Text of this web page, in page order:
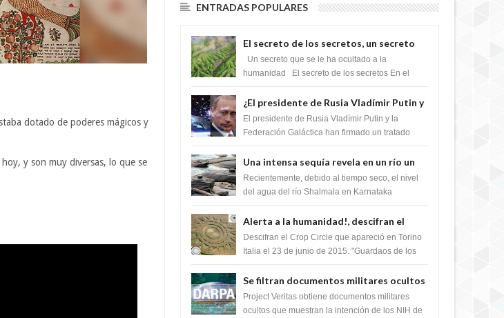
dotado de poderes mágicos y
y son muy diversas, lo que se
ENTRADAS POPULARES
El secreto de los secretos, un secreto
que cambiaría por completo el destino
de la humanidad
Un secreto que se le ha ocultado a la
humanidad El secreto de los secretos En el
m...
¿El presidente de Rusia Vladímir Putin y
la Federación Galactica han firmado un
tratado para acabar con los Sionistas?
El presidente de Rusia Vladímir Putin y la
Federación Galáctica han firmado un tratado
Si...
Una intensa sequía revela en un río un
impresionante hallazgo de miles de
Shiva Lingas
Recientemente, debido al tiempo seco, el nivel
del agua del río Shalmala en Karnataka
Shiv...
Alerta a la humanidad!, descifran el
mensaje del Crop Circle de Torino ,Italia
Descifran el Crop Circle que apareció en Torino
Italia el 23 de junio de 2015. "Guardaos de los
Se filtran documentos militares ocultos
que muestran la intención de los NIH de
crear el SARS-CoV-2, utilizando la
Project Veritas obtiene documentos militares
ocultos que muestran la intención de los NIH de